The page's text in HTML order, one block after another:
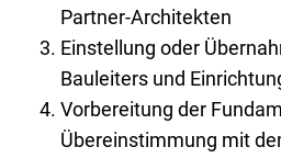
Partner-Architekten
Einstellung oder
Bauleiters und
Vorbereitung der
Übereinstimmung mit